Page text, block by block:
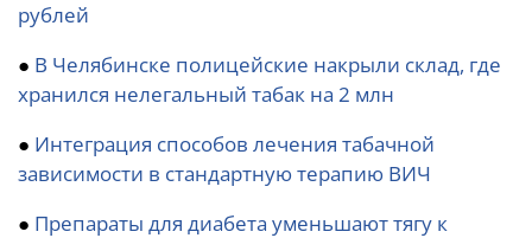
рублей
● В Челябинске полицейские накрыли склад, где
хранился нелегальный табак на 2 млн
● Интеграция способов лечения табачной
зависимости в стандартную терапию ВИЧ
● Препараты для диабета уменьшают тягу к